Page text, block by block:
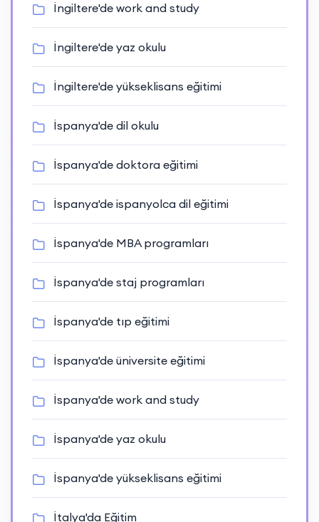
İngiltere'de work and study
İngiltere'de yaz okulu
İngiltere'de yükseklisans eğitimi
İspanya'de dil okulu
İspanya'de doktora eğitimi
İspanya'de ispanyolca dil eğitimi
İspanya'de MBA programları
İspanya'de staj programları
İspanya'de tıp eğitimi
İspanya'de üniversite eğitimi
İspanya'de work and study
İspanya'de yaz okulu
İspanya'de yükseklisans eğitimi
İtalya'da Eğitim